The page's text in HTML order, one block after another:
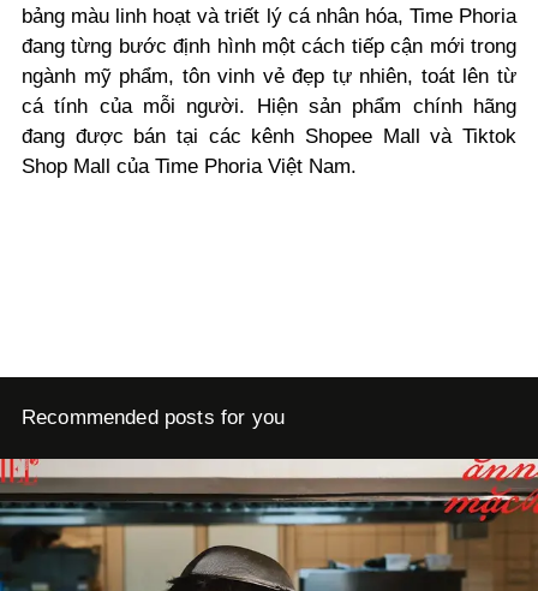
bảng màu linh hoạt và triết lý cá nhân hóa, Time Phoria
đang từng bước định hình một cách tiếp cận mới trong
ngành mỹ phẩm, tôn vinh vẻ đẹp tự nhiên, toát lên từ
cá tính của mỗi người. Hiện sản phẩm chính hãng
đang được bán tại các kênh Shopee Mall và Tiktok
Shop Mall của Time Phoria Việt Nam.
Recommended posts for you